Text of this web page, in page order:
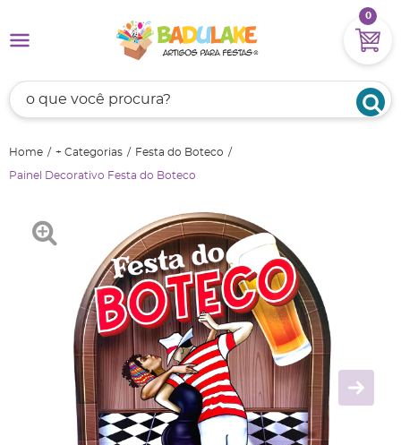
0
Home + Categorias Festa do Boteco
Painel Decorativo Festa do Boteco